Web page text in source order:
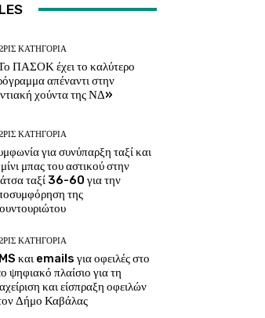
ΚΑΤΗΓΟΡΊΑ
ΠΑΣΟΚ έχει το καλύτερο
απέναντι στην
χούντα της ΝΔ»
ΚΑΤΗΓΟΡΊΑ
για συνύπαρξη ταξί και
μπας του αστικού στην
ταξί 36-60 για την
της
ΚΑΤΗΓΟΡΊΑ
και emails για οφειλές στο
ψηφιακό πλαίσιο για τη
και είσπραξη οφειλών
Δήμο Καβάλας